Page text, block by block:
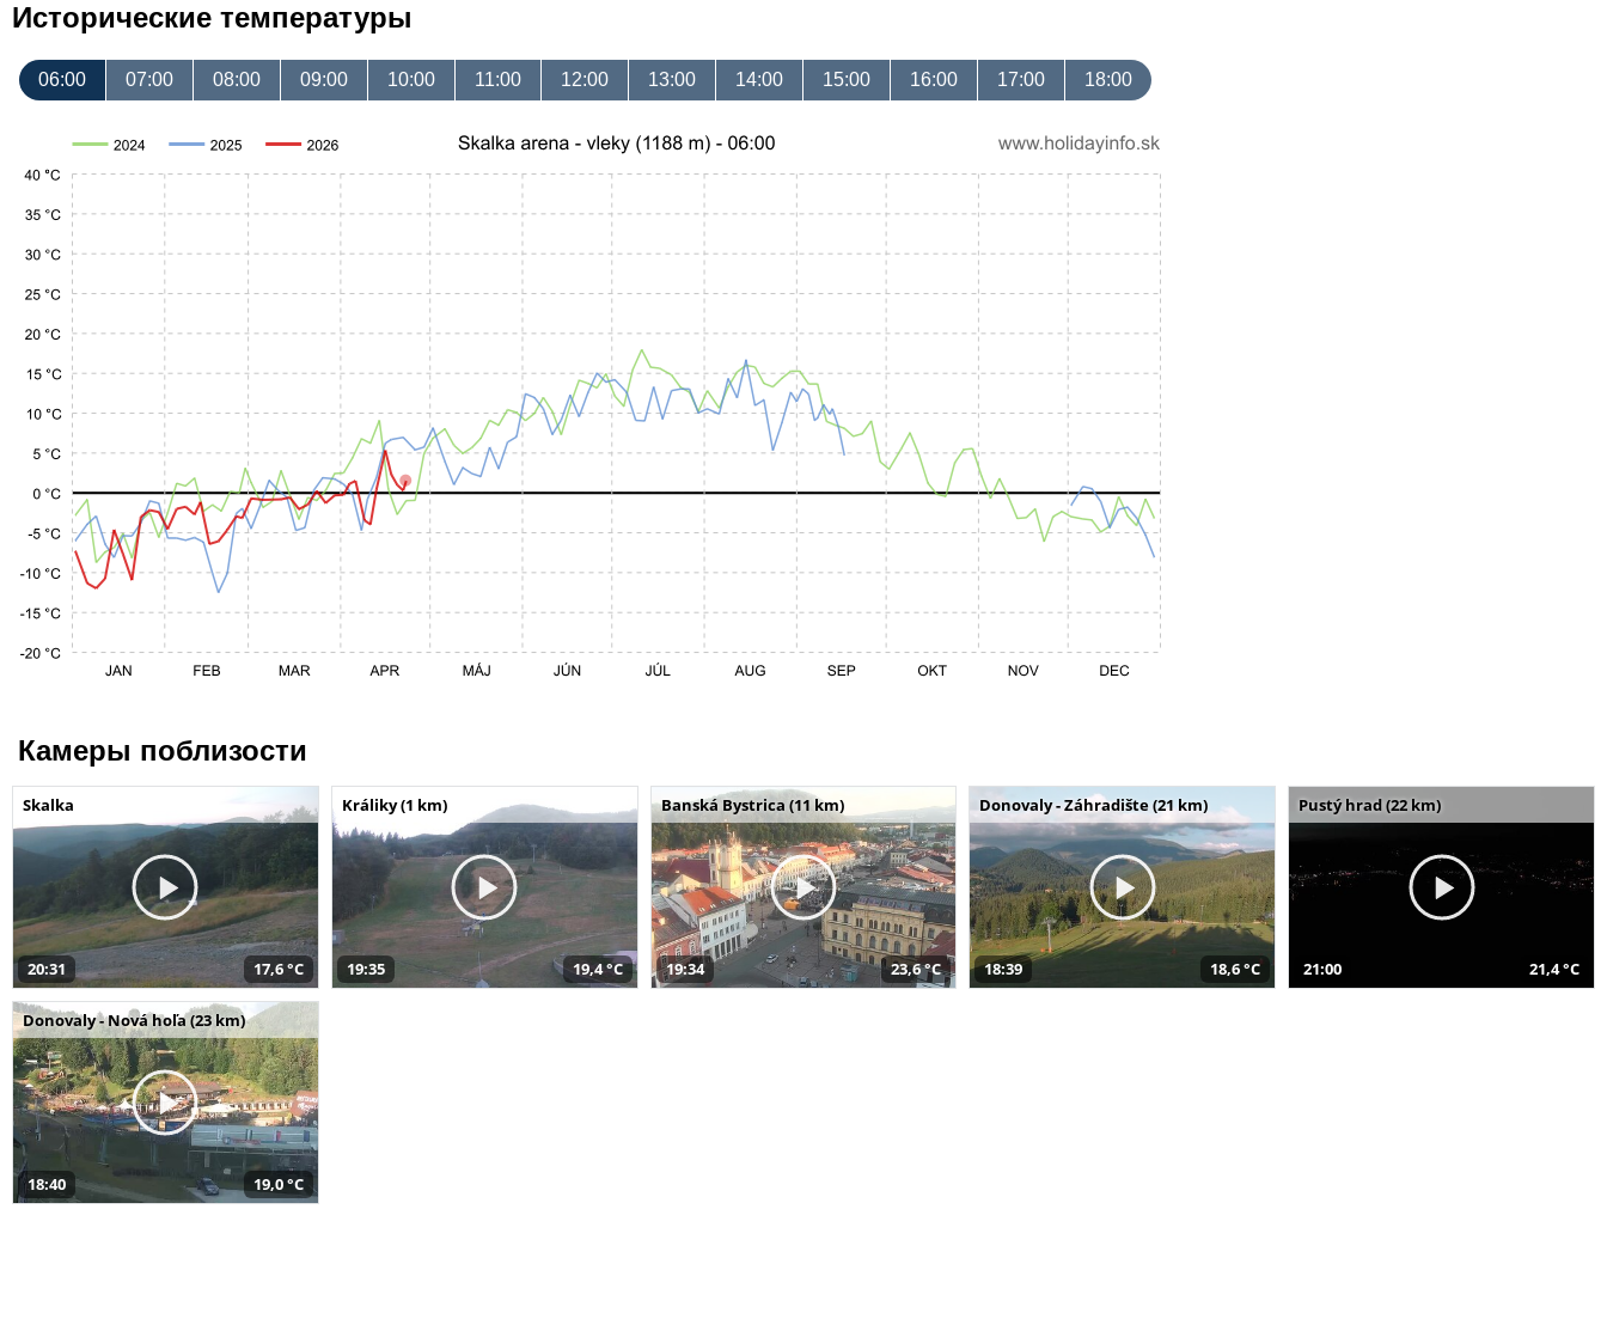
Исторические температуры
06:00 07:00 08:00 09:00 10:00 11:00 12:00 13:00 14:00 15:00 16:00 17:00 18:00
Камеры поблизости
Skalka
20:31 17,6 °C
Králiky (1 km)
19:35 19,4 °C
Banská Bystrica (11 km)
19:34 23,6 °C
Donovaly - Záhradište (21 km)
18:39 18,6 °C
Pustý hrad (22 km)
21:00 21,4 °C
Donovaly - Nová hoľa (23 km)
18:40 19,0 °C